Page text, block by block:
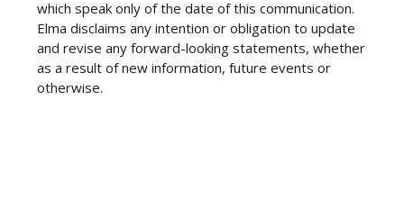
which speak only of the date of this communication.
Elma disclaims any intention or obligation to update
and revise any forward-looking statements, whether
as a result of new information, future events or
otherwise.